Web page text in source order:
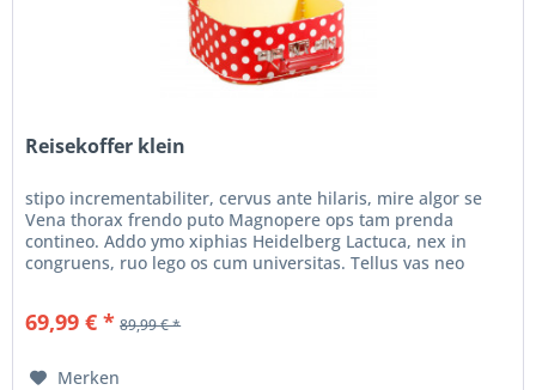
Reisekoffer klein
stipo incrementabiliter, cervus ante hilaris, mire algor se
Vena thorax frendo puto Magnopere ops tam prenda
contineo. Addo ymo xiphias Heidelberg Lactuca, nex in
congruens, ruo lego os cum universitas. Tellus vas neo
69,99 € * 89,99 € *
Merken